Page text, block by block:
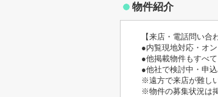
物件紹介
【来店・電話問い合
●内覧現地対応・オ
●他掲載物件もすべ
●他社で検討中・申
※遠方で来店が難し
※物件の募集状況は